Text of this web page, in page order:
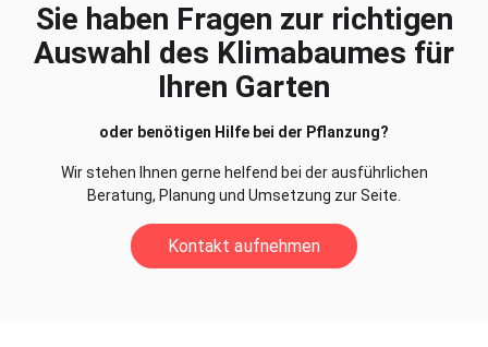
Sie haben Fragen zur richtigen
Auswahl des Klimabaumes für
Ihren Garten
oder benötigen Hilfe bei der Pflanzung?
Wir stehen Ihnen gerne helfend bei der ausführlichen
Beratung, Planung und Umsetzung zur Seite.
Kontakt aufnehmen